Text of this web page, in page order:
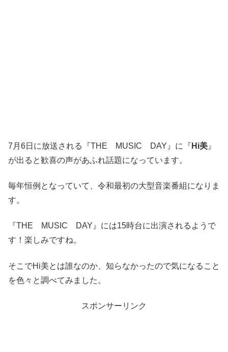
7月6日に放送される『THE MUSIC DAY』に『 Hi美 』
が出ると歓喜の声があふれ話題になっています。
毎年恒例となっていて、令和最初の大型音楽番組になりま
す。
『THE MUSIC DAY』には15時台に出演されるようで
す！楽しみですね。
そこでHi美とは誰なのか、知らなかったので気になること
を色々と調べてみました。
スポンサーリンク